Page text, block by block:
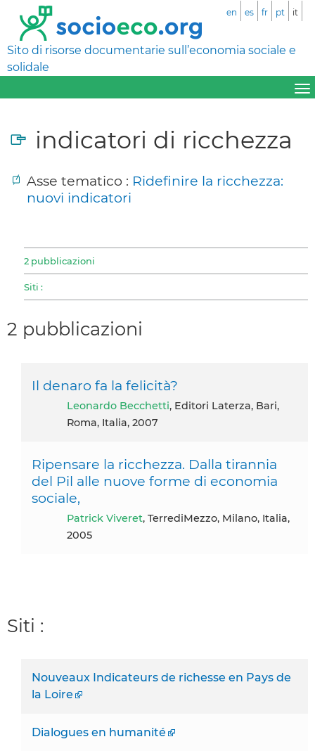
Sito di risorse documentarie sull’economia sociale e
solidale
en es fr pt it
indicatori di ricchezza
Asse tematico : Ridefinire la ricchezza:
nuovi indicatori
2 pubblicazioni
Siti :
2 pubblicazioni
Il denaro fa la felicità?
Leonardo Becchetti, Editori Laterza, Bari,
Roma, Italia, 2007
Ripensare la ricchezza. Dalla tirannia
del Pil alle nuove forme di economia
sociale,
Patrick Viveret, TerrediMezzo, Milano, Italia,
2005
Siti :
Nouveaux Indicateurs de richesse en Pays de
la Loire
Dialogues en humanité